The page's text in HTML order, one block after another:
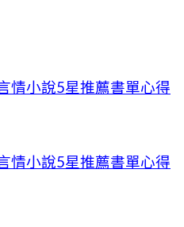
情小說5星推薦書單心得
情小說5星推薦書單心得